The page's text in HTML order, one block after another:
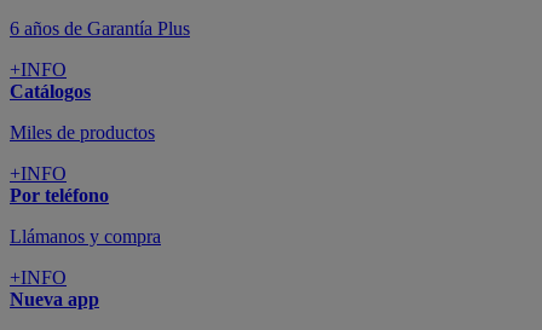
6 años de Garantía Plus
+INFO
Catálogos
Miles de productos
+INFO
Por teléfono
Llámanos y compra
+INFO
Nueva app